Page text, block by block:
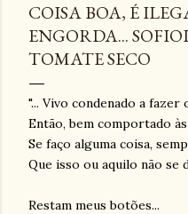
COISA BOA, É
ENGORDA...
TOMATE SECO
"... Vivo condenado a fazer
Então, bem comportado
Se faço alguma coisa,
Que isso ou aquilo não se
Restam meus botões...